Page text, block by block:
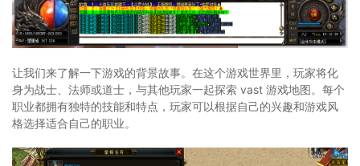
让我们来了解一下游戏的背景故事。在这个游戏世界里，玩家将化
身为战士、法师或道士，与其他玩家一起探索 vast 游戏地图。每个
职业都拥有独特的技能和特点，玩家可以根据自己的兴趣和游戏风
格选择适合自己的职业。